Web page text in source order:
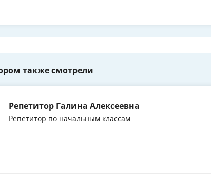
также смотрели
Репетитор Галина Алексеевна
Репетитор по начальным классам